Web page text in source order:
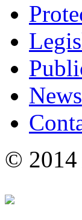
News
© 2014